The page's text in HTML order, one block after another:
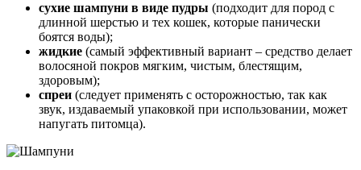
сухие шампуни в виде пудры (подходит для пород с
длинной шерстью и тех кошек, которые панически
боятся воды);
жидкие (самый эффективный вариант – средство делает
волосяной покров мягким, чистым, блестящим,
здоровым);
спреи (следует применять с осторожностью, так как
звук, издаваемый упаковкой при использовании, может
напугать питомца).